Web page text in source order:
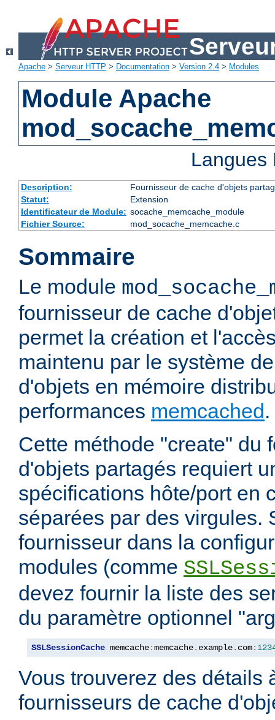
Apache > Serveur HTTP > Documentation > Version 2.4 > Modules
Module Apache
Description:
Fournisseur de cache d'objets
Statut:
Extension
Identificateur de Module: socache_memcache_module
Fichier Source:
mod_socache_memcache.c
Sommaire
Le module
fournisseur de cache
permet la création et
maintenu par le système
d'objets en mémoire
performances memcached .
Cette méthode "create" du
d'objets partagés requiert
spécifications hôte/port en
séparées par des virgules.
fournisseur dans la
modules (comme
devez fournir la liste des
du paramètre optionnel
SSLSessionCache memcache:memcache. example. com:
Vous trouverez des détails
fournisseurs de cache